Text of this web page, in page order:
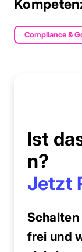
Compliance &
Ist
n?
Jetzt
frei und